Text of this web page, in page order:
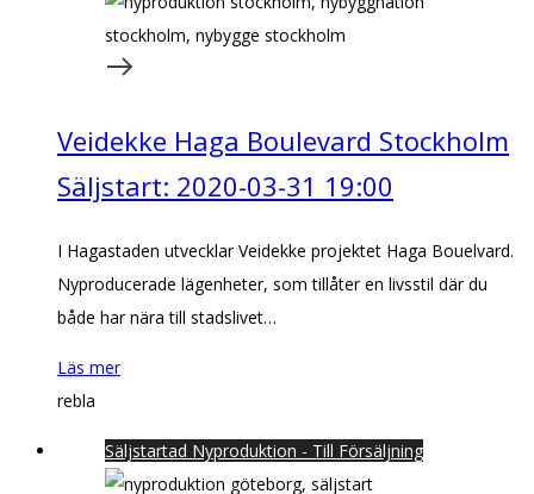
Veidekke Haga Boulevard Stockholm
Säljstart: 2020-03-31 19:00
I Hagastaden utvecklar Veidekke projektet Haga Bouelvard.
Nyproducerade lägenheter, som tillåter en livsstil där du
både har nära till stadslivet…
Läs mer
rebla
Säljstartad Nyproduktion - Till Försäljning